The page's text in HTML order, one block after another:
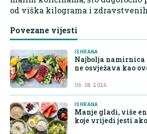
od viška kilograma i
Povezane vijesti
ISHRANA
Najbolja namirnica
ne osvježava kao
06. 08. 2026.
ISHRANA
Manje gladi, više
koje vrijedi jesti